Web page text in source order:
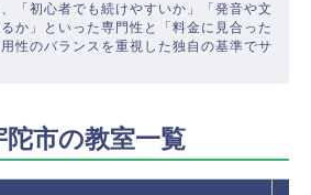
「初心者でも続けやすいか」「発音や文
か」といった専門性と「料金に見合った
性のバランスを重視した独自の基準でサ
陀市の教室一覧